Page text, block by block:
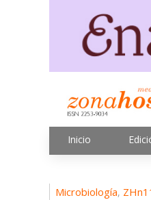
Inicio
Microbiología,